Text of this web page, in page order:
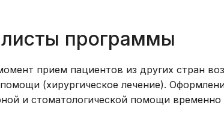
программы
прием пациентов из других стран
(хирургическое лечение).
и стоматологической помощи временно